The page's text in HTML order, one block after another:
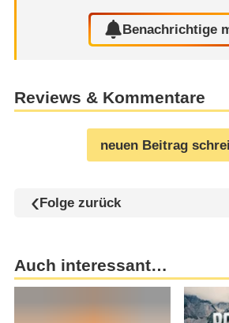
Benachrichtige
Reviews & Kommentare
neuen Beitrag
Folge zurück
Auch interessant…